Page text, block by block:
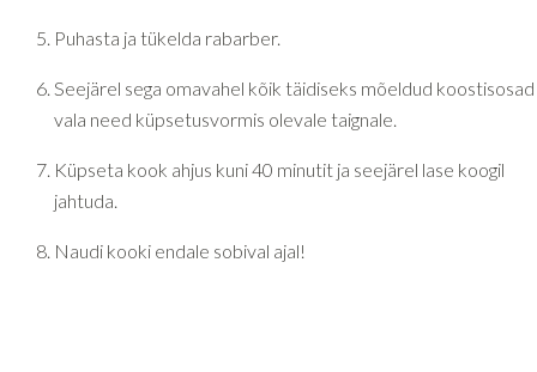
Puhasta ja tükelda rabarber.
Seejärel sega omavahel kõik täidiseks mõeldud koostisosad
vala need küpsetusvormis olevale taignale.
Küpseta kook ahjus kuni 40 minutit ja seejärel lase koogil
jahtuda.
Naudi kooki endale sobival ajal!